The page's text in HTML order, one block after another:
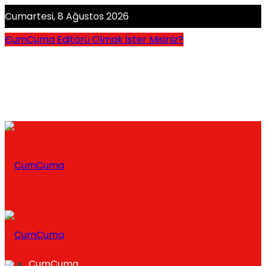
Cumartesi, 8 Ağustos 2026
CumCuma Editörü Olmak İster Misiniz?